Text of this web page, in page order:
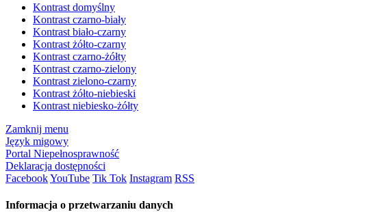
Kontrast domyślny
Kontrast czarno-biały
Kontrast biało-czarny
Kontrast żółto-czarny
Kontrast czarno-żółty
Kontrast czarno-zielony
Kontrast zielono-czarny
Kontrast żółto-niebieski
Kontrast niebiesko-żółty
Zamknij menu
Język migowy
Portal Niepełnosprawność
Deklaracja dostępności
FacebookYouTube Tik Tok Instagram RSS
Informacja o przetwarzaniu danych